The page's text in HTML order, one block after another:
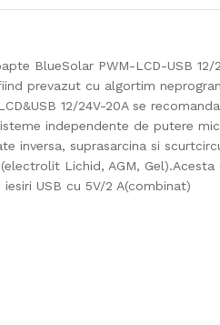
BlueSolar PWM-LCD-USB
prevazut cu algortim
12/24V-20A se
independente de putere
inversa, suprasarcina si
Lichid, AGM,
USB cu 5V/2 A(combinat)